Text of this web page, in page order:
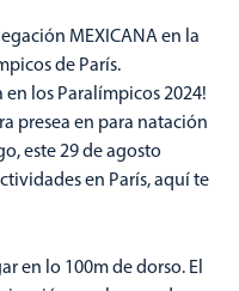
MEXICANA en la
de París.
los Paralímpicos 2024!
presea en para natación
este 29 de agosto
en París, aquí te
en lo 100m de dorso. El